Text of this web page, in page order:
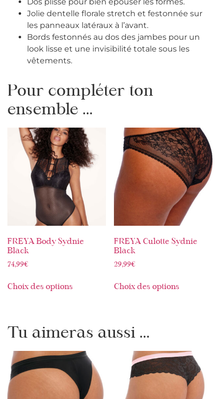
Jolie dentelle florale stretch et festonnée sur
les panneaux latéraux à l’avant.
Bords festonnés au dos des jambes pour un
look lisse et une invisibilité totale sous les
vêtements.
Pour compléter ton
ensemble ...
FREYA Body Sydnie
Black
74,99€
Choix des options
FREYA Culotte Sydnie
Black
29,99€
Choix des options
Tu aimeras aussi ...